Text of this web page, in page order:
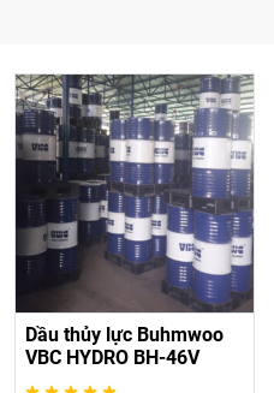
Dầu thủy lực Buhmwoo
VBC HYDRO BH-46V